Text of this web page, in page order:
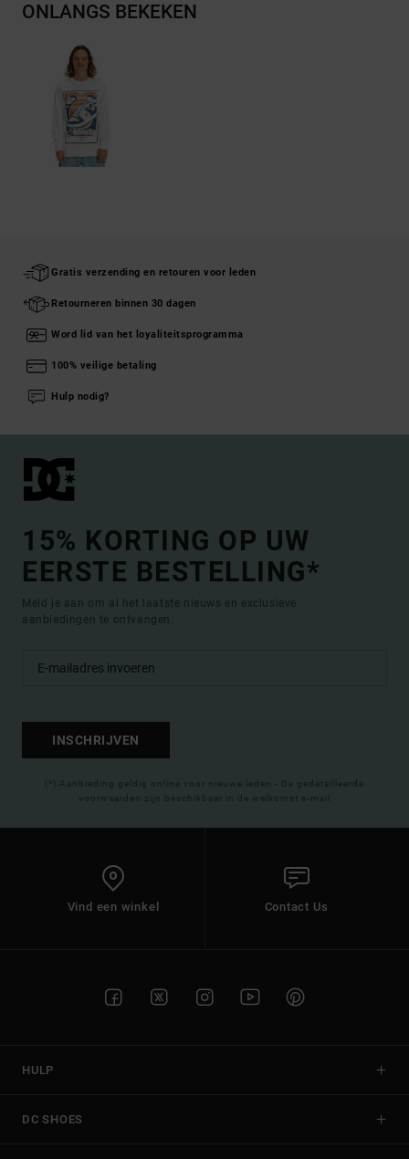
ONLANGS BEKEKEN
Gratis verzending en retouren voor leden
Retourneren binnen 30 dagen
Word lid van het loyaliteitsprogramma
100% veilige betaling
Hulp nodig?
15% KORTING OP UW
EERSTE BESTELLING*
Meld je aan om al het laatste nieuws en exclusieve
aanbiedingen te ontvangen.
INSCHRIJVEN
(*) Aanbieding geldig online voor nieuwe leden - De gedetailleerde
voorwaarden zijn beschikbaar in de welkomst e-mail
Vind een winkel Contact Us
HULP
DC SHOES